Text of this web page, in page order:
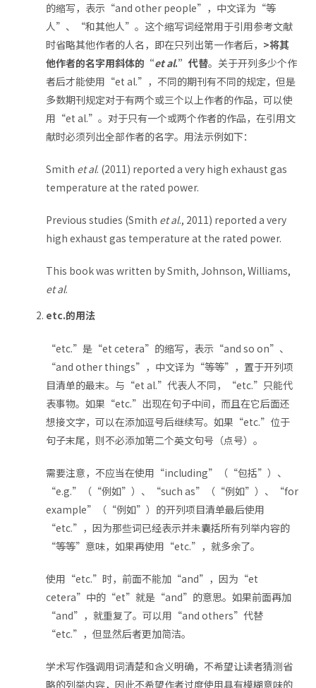
的缩写，表示“and other people”，中文译为“等
人”、“和其他人”。这个缩写词经常用于引用参考文献
时省略其他作者的人名，即在只列出第一作者后， >将其
他作者的名字用斜体的“et al.”代替。关于开列多少个作
者后才能使用“et al.”，不同的期刊有不同的规定，但是
多数期刊规定对于有两个或三个以上作者的作品，可以使
用“et al.”。对于只有一个或两个作者的作品，在引用文
献时必须列出全部作者的名字。用法示例如下：
Smith et al. (2011) reported a very high exhaust gas
temperature at the rated power.
Previous studies (Smith et al., 2011) reported a very
high exhaust gas temperature at the rated power.
This book was written by Smith, Johnson, Williams,
et al.
etc.的用法
“etc.”是“et cetera”的缩写，表示“and so on”、
“and other things”，中文译为“等等”，置于开列项
目清单的最末。与“et al.”代表人不同，“etc.”只能代
表事物。如果“etc.”出现在句子中间，而且在它后面还
想接文字，可以在添加逗号后继续写。如果“etc.”位于
句子末尾，则不必添加第二个英文句号（点号）。
需要注意，不应当在使用“including”（“包括”）、
“e.g.”（“例如”）、“such as”（“例如”）、“for
example”（“例如”）的开列项目清单最后使用
“etc.”，因为那些词已经表示并未囊括所有列举内容的
“等等”意味，如果再使用“etc.”，就多余了。
使用“etc.”时，前面不能加“and”，因为“et
cetera”中的“et”就是“and”的意思。如果前面再加
“and”，就重复了。可以用“and others”代替
“etc.”，但显然后者更加简洁。
学术写作强调用词清楚和含义明确，不希望让读者猜测省
略的列举内容，因此不希望作者过度使用具有模糊意味的